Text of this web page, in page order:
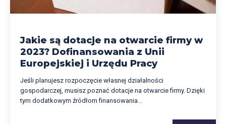
Jakie są dotacje na otwarcie firmy w
2023? Dofinansowania z Unii
Europejskiej i Urzędu Pracy
Jeśli planujesz rozpoczęcie własnej działalności
gospodarczej, musisz poznać dotacje na otwarcie firmy. Dzięki
tym dodatkowym źródłom finansowania...